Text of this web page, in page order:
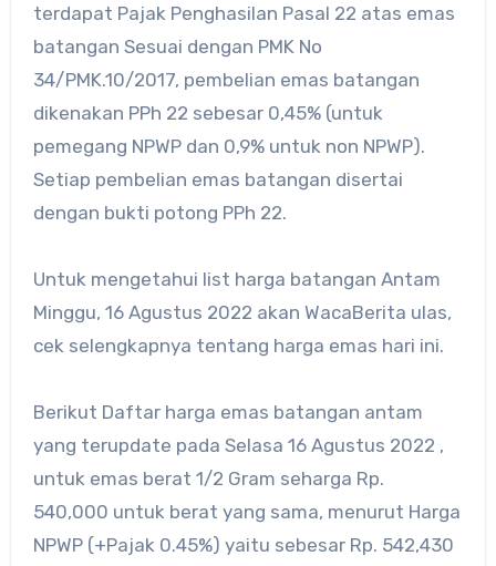
terdapat Pajak Penghasilan Pasal 22 atas emas
batangan Sesuai dengan PMK No
34/PMK.10/2017, pembelian emas batangan
dikenakan PPh 22 sebesar 0,45% (untuk
pemegang NPWP dan 0,9% untuk non NPWP).
Setiap pembelian emas batangan disertai
dengan bukti potong PPh 22.
Untuk mengetahui list harga batangan Antam
Minggu, 16 Agustus 2022 akan WacaBerita ulas,
cek selengkapnya tentang harga emas hari ini.
Berikut Daftar harga emas batangan antam
yang terupdate pada Selasa 16 Agustus 2022 ,
untuk emas berat 1/2 Gram seharga Rp.
540,000 untuk berat yang sama, menurut Harga
NPWP (+Pajak 0.45%) yaitu sebesar Rp. 542,430